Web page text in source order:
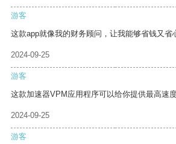
游客
这款app就像我的财务顾问，让我能够省钱又省
2024-09-25
游客
这款加速器VPM应用程序可以给你提供最高速
2024-09-25
游客